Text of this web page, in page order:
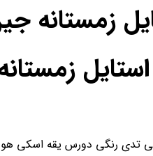
زمستانه
زمستانه